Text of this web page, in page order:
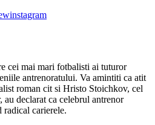
instagram
cei mai mari fotbalisti ai tuturor
antrenoratului. Va amintiti ca atit
roman cit si Hristo Stoichkov, cel
declarat ca celebrul antrenor
radical carierele.